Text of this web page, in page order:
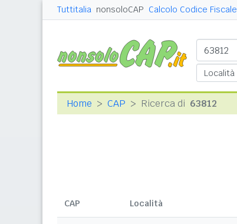
Tuttitalia nonsoloCAP Calcolo Codice Fiscale
Home CAP Ricerca di 63812
CAP Località